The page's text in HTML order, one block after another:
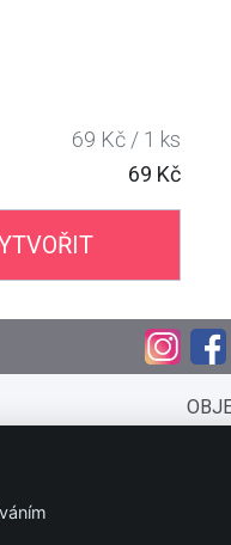
69 Kč / 1 ks
69 Kč